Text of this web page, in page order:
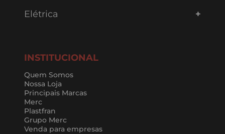
Elétrica
INSTITUCIONAL
Quem Somos
Nossa Loja
Principais Marcas
Merc
Plastfran
Grupo Merc
Venda para empresas